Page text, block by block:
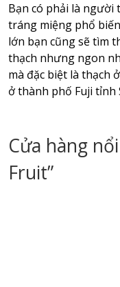
Bạn có phải là người
tráng miệng phổ
lớn bạn cũng sẽ tìm
thạch nhưng ngon
mà đặc biệt là thạch
ở thành phố Fuji tỉnh
Cửa hàng
Fruit”